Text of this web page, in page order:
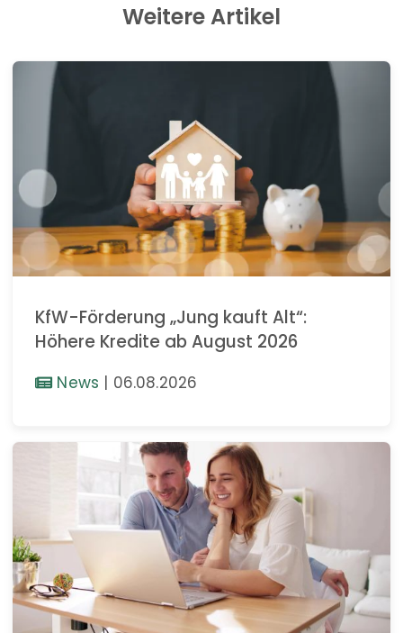
Weitere Artikel
KfW-Förderung „Jung kauft Alt“:
Höhere Kredite ab August 2026
News | 06.08.2026